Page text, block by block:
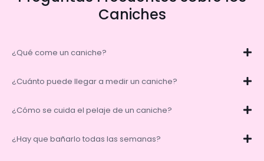
Caniches
¿Qué come un caniche?
¿Cuánto puede llegar a medir un caniche?
¿Cómo se cuida el pelaje de un caniche?
¿Hay que bañarlo todas las semanas?